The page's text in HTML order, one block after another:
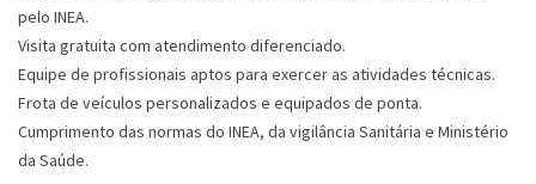
pelo INEA.
Visita gratuita com atendimento diferenciado.
Equipe de profissionais aptos para exercer as atividades técnicas.
Frota de veículos personalizados e equipados de ponta.
Cumprimento das normas do INEA, da vigilância Sanitária e Ministério
da Saúde.